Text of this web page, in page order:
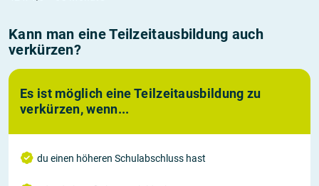
Kann man eine Teilzeitausbildung auch
verkürzen?
Es ist möglich eine Teilzeitausbildung zu
verkürzen, wenn...
du einen höheren Schulabschluss hast